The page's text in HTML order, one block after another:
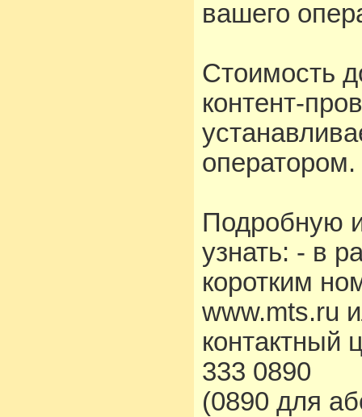
вашего
Стоимость
контент-
оператором.
Подробную
узнать: - в
коротким
www.mts.ru
контактный
333 0890
(0890 для